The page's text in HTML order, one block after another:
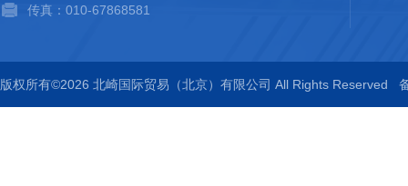
传真：010-67868581
版权所有©2026 北崎国际贸易（北京）有限公司 All Rights Reserved